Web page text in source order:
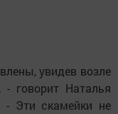
увидев возле
- говорит Наталья
- Эти скамейки не